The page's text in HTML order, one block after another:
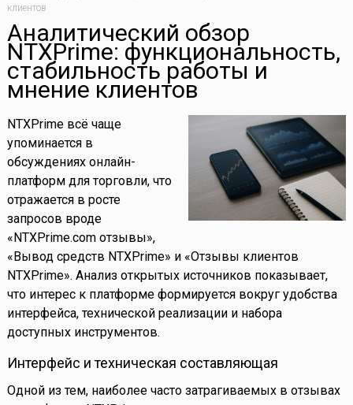
клиентов
Аналитический обзор
NTXPrime: функциональность,
стабильность работы и
мнение клиентов
NTXPrime всё чаще
упоминается в
обсуждениях онлайн-
платформ для торговли, что
отражается в росте
запросов вроде
«NTXPrime.com отзывы»,
«Вывод средств NTXPrime» и «Отзывы клиентов
NTXPrime». Анализ открытых источников показывает,
что интерес к платформе формируется вокруг удобства
интерфейса, технической реализации и набора
доступных инструментов.
Интерфейс и техническая составляющая
Одной из тем, наиболее часто затрагиваемых в отзывах